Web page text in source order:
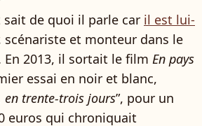
de quoi il parle car il est lui-
scénariste et monteur dans le
2013, il sortait le film En pays
essai en noir et blanc,
en trente-trois jours”, pour un
euros qui chroniquait